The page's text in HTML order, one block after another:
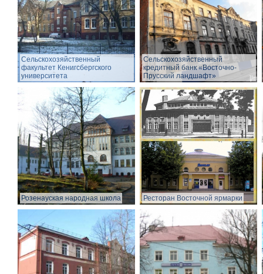
Сельскохозяйственный
факультет Кенигсбергского
университета
Сельскохозяйственный
кредитный банк «Восточно-
Прусский ландшафт»
Розенауская народная школа Ресторан Восточной ярмарки